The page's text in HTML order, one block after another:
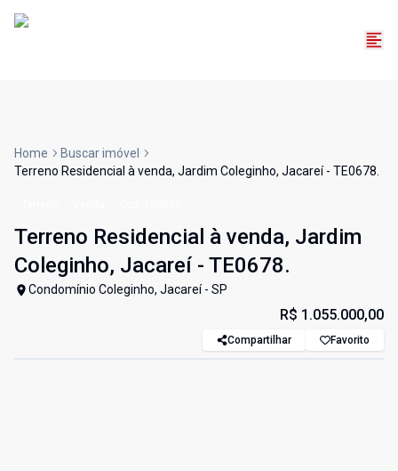
Home
Buscar imóvel
Terreno Residencial à venda, Jardim Coleginho, Jacareí - TE0678.
Terreno Residencial à venda, Jardim
Coleginho, Jacareí - TE0678.
Condomínio Coleginho, Jacareí - SP
R$ 1.055.000,00
Compartilhar Favorito